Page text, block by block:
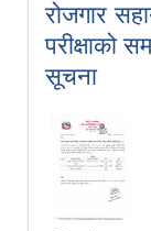
रोजगार
परीक्षाको
सूचना